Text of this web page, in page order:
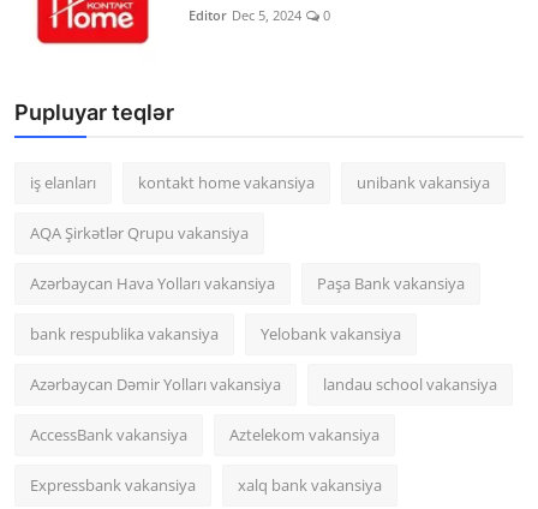
Editor Dec 5, 2024 0
Pupluyar teqlər
iş elanları kontakt home vakansiya unibank vakansiya
AQA Şirkətlər Qrupu vakansiya
Azərbaycan Hava Yolları vakansiya Paşa Bank vakansiya
bank respublika vakansiya Yelobank vakansiya
Azərbaycan Dəmir Yolları vakansiya landau school vakansiya
AccessBank vakansiya Aztelekom vakansiya
Expressbank vakansiya xalq bank vakansiya